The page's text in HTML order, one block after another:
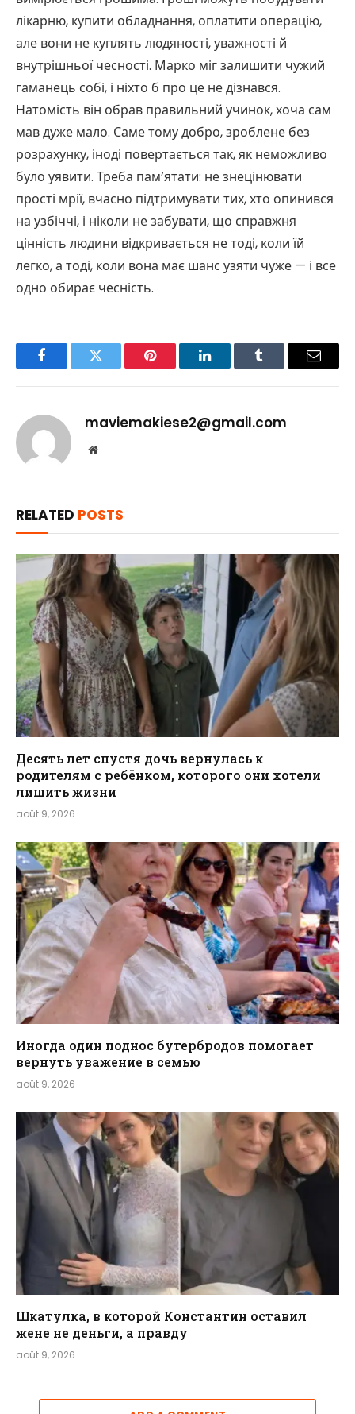
лікарню, купити обладнання, оплатити операцію,
але вони не куплять людяності, уважності й
внутрішньої чесності. Марко міг залишити чужий
гаманець собі, і ніхто б про це не дізнався.
Натомість він обрав правильний учинок, хоча сам
мав дуже мало. Саме тому добро, зроблене без
розрахунку, іноді повертається так, як неможливо
було уявити. Треба пам’ятати: не знецінювати
прості мрії, вчасно підтримувати тих, хто опинився
на узбіччі, і ніколи не забувати, що справжня
цінність людини відкривається не тоді, коли їй
легко, а тоді, коли вона має шанс узяти чуже — і все
одно обирає чесність.
FacebookTwitter Pinterest LinkedInTumblr Email
maviemakiese2@gmail.com
Website
RELATED POSTS
Десять лет спустя дочь вернулась к
родителям с ребёнком, которого они хотели
лишить жизни
août 9, 2026
Иногда один поднос бутербродов помогает
вернуть уважение в семью
août 9, 2026
Шкатулка, в которой Константин оставил
жене не деньги, а правду
août 9, 2026